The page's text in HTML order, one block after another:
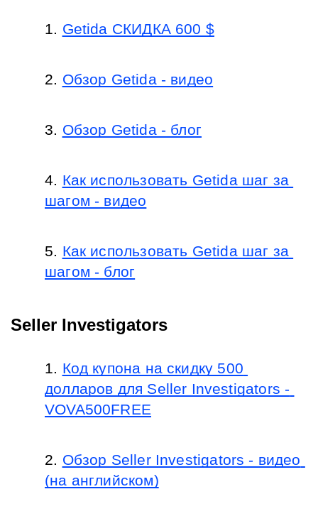
Getida СКИДКА 600 $
Обзор Getida - видео
Обзор Getida - блог
Как использовать Getida шаг за
шагом - видео
Как использовать Getida шаг за
шагом - блог
Seller Investigators
Код купона на скидку 500
долларов для Seller Investigators -
VOVA500FREE
Обзор Seller Investigators - видео
(на английском)